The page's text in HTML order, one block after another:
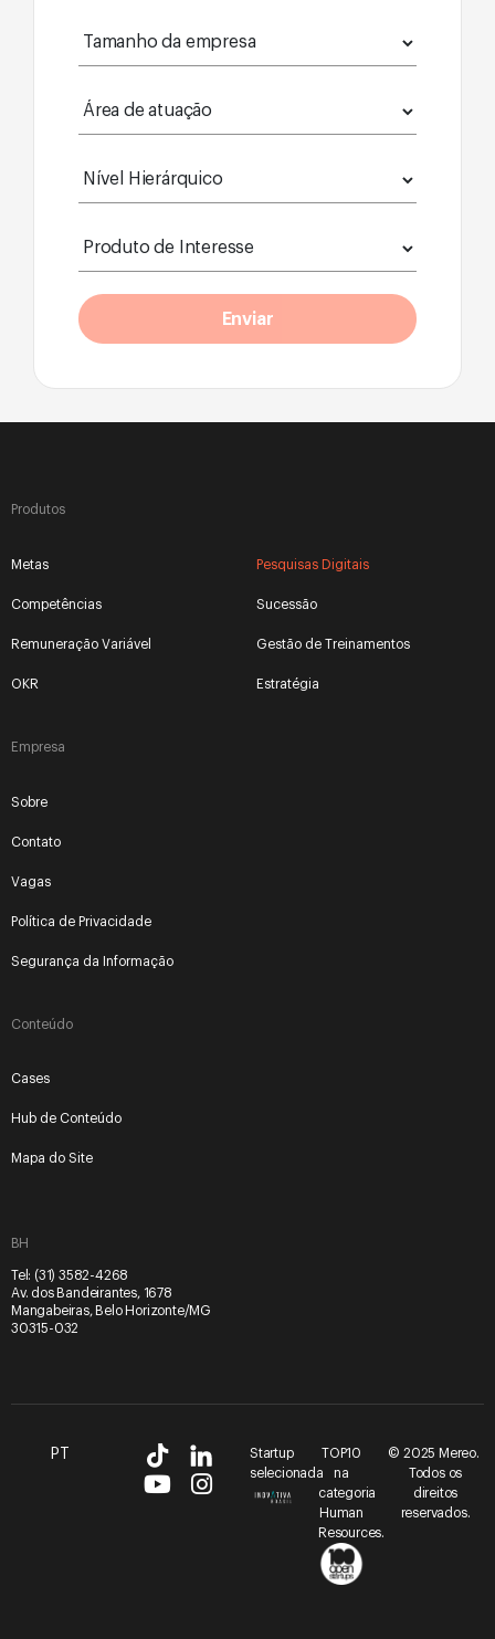
Produtos
Metas
Competências
Remuneração Variável
OKR
Pesquisas Digitais
Sucessão
Gestão de Treinamentos
Estratégia
Empresa
Sobre
Contato
Vagas
Política de Privacidade
Segurança da Informação
Conteúdo
Cases
Hub de Conteúdo
Mapa do Site
BH
Tel: (31) 3582-4268
Av. dos Bandeirantes, 1678
Mangabeiras, Belo Horizonte/MG
30315-032
PT
TOP10
na
categoria
Human
Resources.
Startup
selecionada
© 2025 Mereo.
Todos os
direitos
reservados.